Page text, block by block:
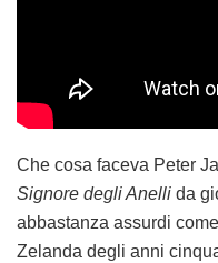
Che cosa faceva Peter
Signore degli Anelli da
abbastanza assurdi
Zelanda degli anni